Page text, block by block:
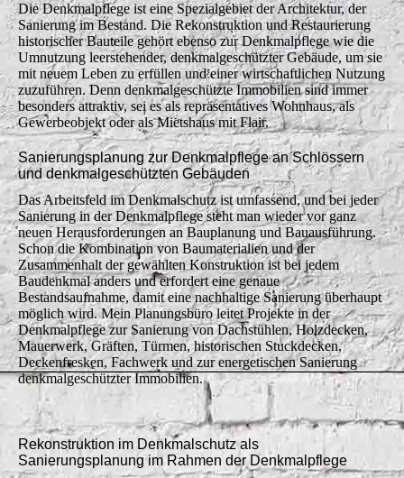
Die Denkmalpflege ist eine Spezialgebiet der Architektur, der
Sanierung im Bestand. Die Rekonstruktion und Restaurierung
historischer Bauteile gehört ebenso zur Denkmalpflege wie die
Umnutzung leerstehender, denkmalgeschützter Gebäude, um sie
mit neuem Leben zu erfüllen und einer wirtschaftlichen Nutzung
zuzuführen. Denn denkmalgeschützte Immobilien sind immer
besonders attraktiv, sei es als repräsentatives Wohnhaus, als
Gewerbeobjekt oder als Mietshaus mit Flair.
Sanierungsplanung zur Denkmalpflege an Schlössern
und denkmalgeschützten Gebäuden
Das Arbeitsfeld im Denkmalschutz ist umfassend, und bei jeder
Sanierung in der Denkmalpflege steht man wieder vor ganz
neuen Herausforderungen an Bauplanung und Bauausführung.
Schon die Kombination von Baumaterialien und der
Zusammenhalt der gewählten Konstruktion ist bei jedem
Baudenkmal anders und erfordert eine genaue
Bestandsaufnahme, damit eine nachhaltige Sanierung überhaupt
möglich wird. Mein Planungsbüro leitet Projekte in der
Denkmalpflege zur Sanierung von Dachstühlen, Holzdecken,
Mauerwerk, Gräften, Türmen, historischen Stuckdecken,
Deckenfresken, Fachwerk und zur energetischen Sanierung
denkmalgeschützter Immobilien.
Rekonstruktion im Denkmalschutz als
Sanierungsplanung im Rahmen der Denkmalpflege